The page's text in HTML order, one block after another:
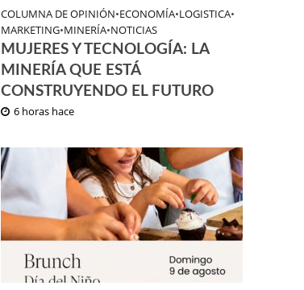
COLUMNA DE OPINIÓN•ECONOMÍA•LOGISTICA•
MARKETING•MINERÍA•NOTICIAS
MUJERES Y TECNOLOGÍA: LA
MINERÍA QUE ESTÁ
CONSTRUYENDO EL FUTURO
6 horas hace